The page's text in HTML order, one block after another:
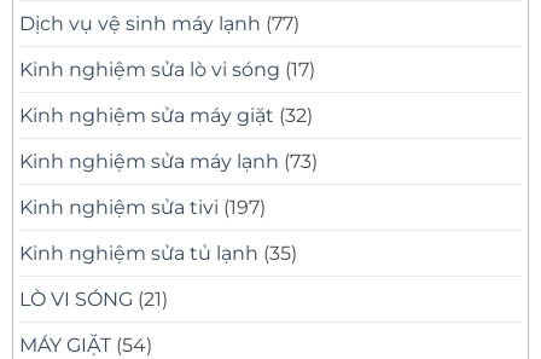
Dịch vụ vệ sinh máy lạnh (77)
Kinh nghiệm sửa lò vi sóng (17)
Kinh nghiệm sửa máy giặt (32)
Kinh nghiệm sửa máy lạnh (73)
Kinh nghiệm sửa tivi (197)
Kinh nghiệm sửa tủ lạnh (35)
LÒ VI SÓNG (21)
MÁY GIẶT (54)